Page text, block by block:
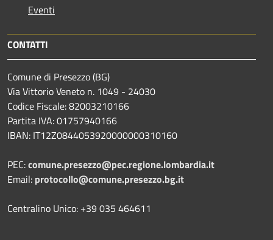
Eventi
CONTATTI
Comune di Presezzo (BG)
Via Vittorio Veneto n. 1049 - 24030
Codice Fiscale: 82003210166
Partita IVA: 01757940166
IBAN: IT12Z0844053920000000310160
PEC:comune.presezzo@pec.regione.lombardia.it
Email: protocollo@comune.presezzo.bg.it
Centralino Unico: +39 035 464611